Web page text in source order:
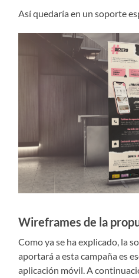
Así quedaría en un soporte
Wireframes de la
Como ya se ha explicado, la
aportará a esta campaña es
aplicación móvil. A